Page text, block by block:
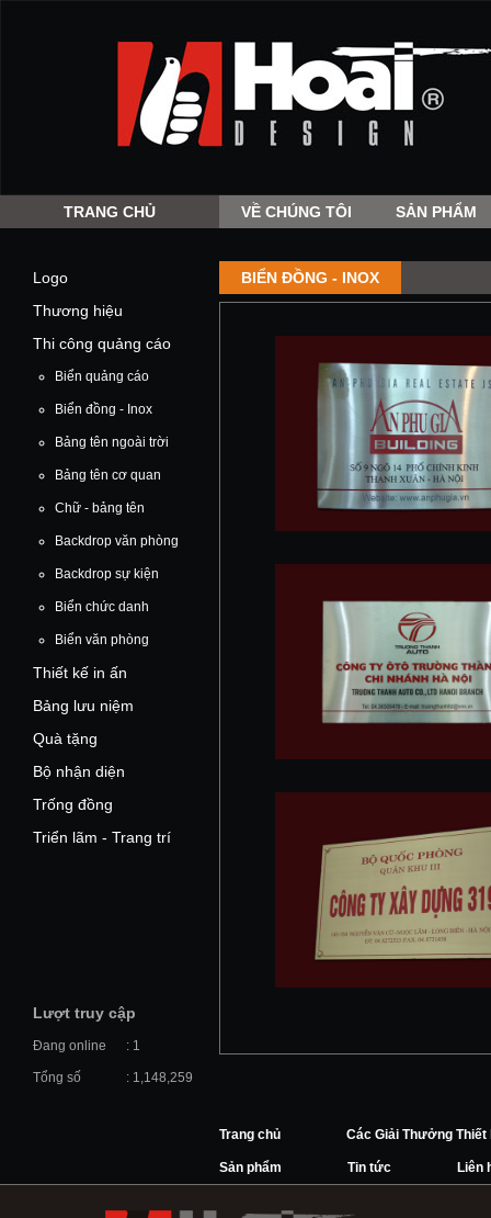
TRANG CHỦ VỀ CHÚNG TÔI SẢN PHẨM
Logo
Thương hiệu
Thi công quảng cáo
Biển quảng cáo
Biển đồng - Inox
Bảng tên ngoài trời
Bảng tên cơ quan
Chữ - bảng tên
Backdrop văn phòng
Backdrop sự kiện
Biển chức danh
Biển văn phòng
Thiết kế in ấn
Bảng lưu niệm
Quà tặng
Bộ nhận diện
Trống đồng
Triển lãm - Trang trí
Lượt truy cập
Đang online : 1
Tổng số : 1,148,259
BIỂN ĐỒNG - INOX
Trang chủ Các Giải Thưởng Thiết
Sản phẩm Tin tức Liên